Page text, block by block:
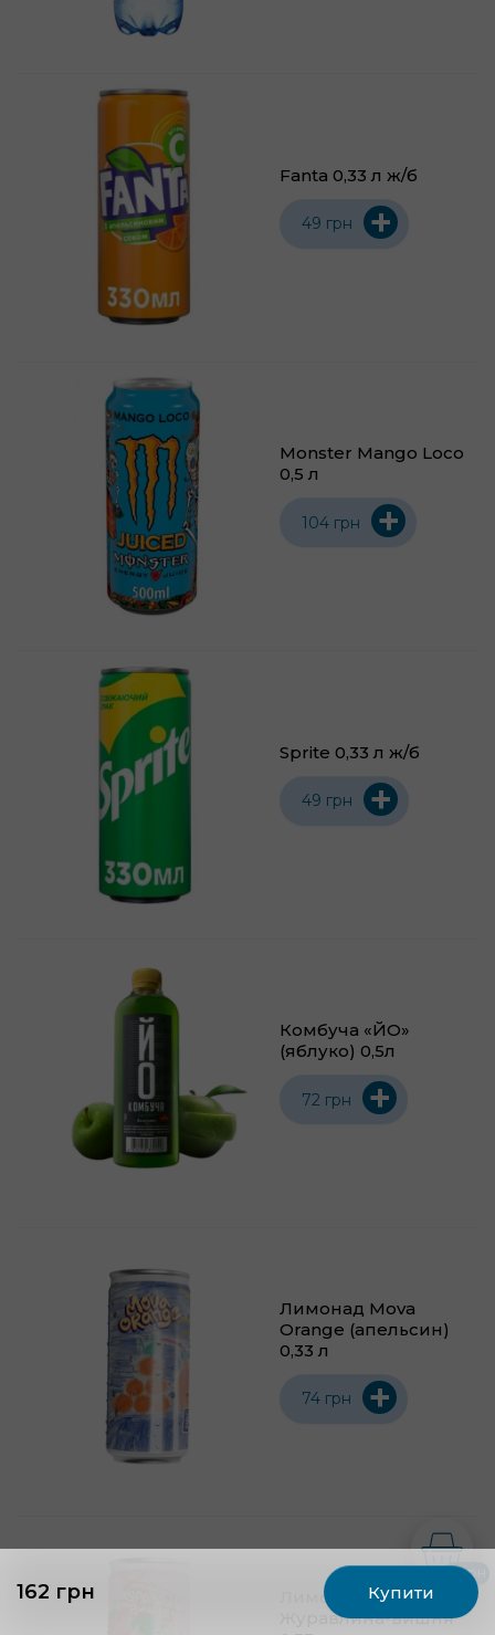
0 грн
162 грн Купити
Fanta 0,33 л ж/б
49 грн +
Monster Mango Loco
0,5 л
104 грн +
Sprite 0,33 л ж/б
49 грн +
Комбуча «ЙО»
(яблуко) 0,5л
72 грн +
Лимонад Mova
Orange (апельсин)
0,33 л
74 грн +
Лимонад Mova
Журавлина-вишня